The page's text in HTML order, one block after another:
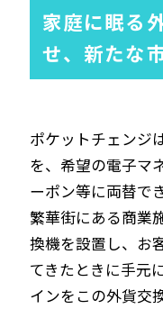
家庭に眠る
せ、新たな
ポケットチェンジ
を、希望の電子マ
ーポン等に両替で
繁華街にある商業
換機を設置し、お
てきたときに手元
インをこの外貨交